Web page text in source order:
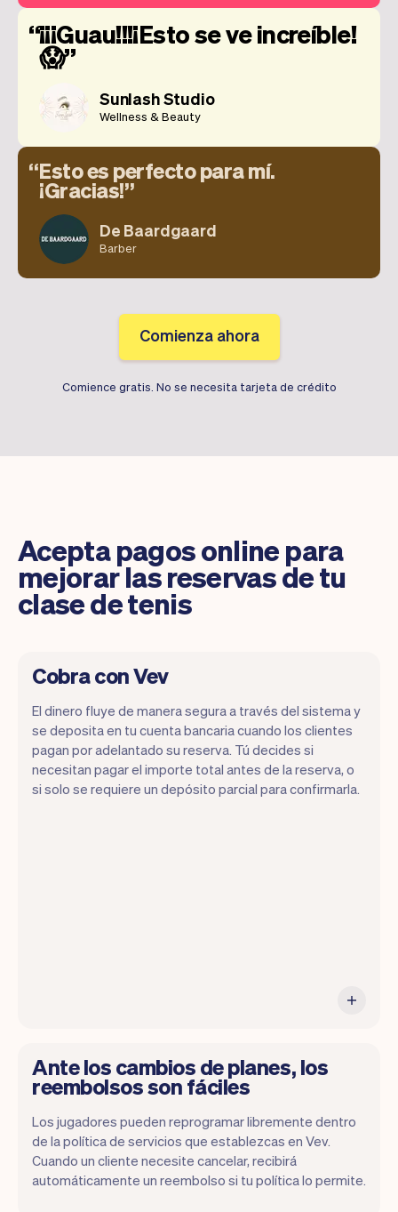
¡¡¡Guau!!!¡Esto se ve increíble!
😱
Sunlash Studio
Wellness & Beauty
Esto es perfecto para mí.
¡Gracias!
De Baardgaard
Barber
Comienza ahora
Comience gratis. No se necesita tarjeta de crédito
Acepta pagos online para
mejorar las reservas de tu
clase de tenis
Cobra con Vev
El dinero fluye de manera segura a través del sistema y
se deposita en tu cuenta bancaria cuando los clientes
pagan por adelantado su reserva. Tú decides si
necesitan pagar el importe total antes de la reserva, o
si solo se requiere un depósito parcial para confirmarla.
Puedes usar cualquier dispositivo
Ante los cambios de planes, los
reembolsos son fáciles
Los jugadores pueden reprogramar libremente dentro
de la política de servicios que establezcas en Vev.
Cuando un cliente necesite cancelar, recibirá
automáticamente un reembolso si tu política lo permite.